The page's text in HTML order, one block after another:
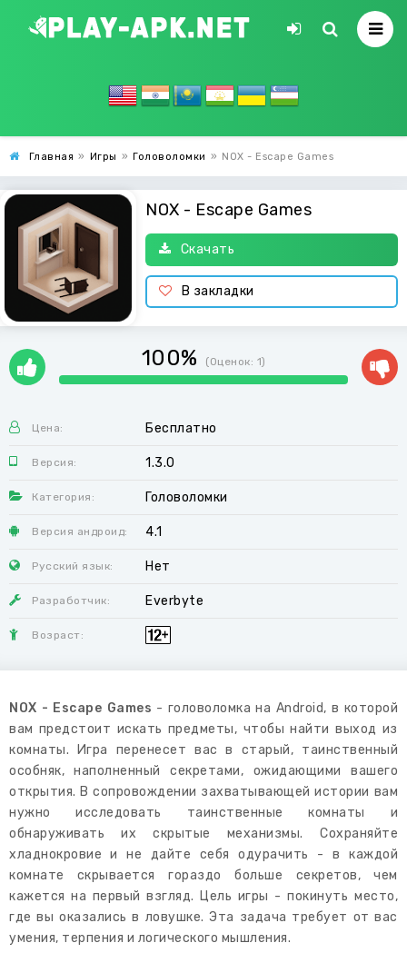
Главная » Игры » Головоломки » NOX - Escape Games
NOX - Escape Games
Скачать
В закладки
100% (Оценок: 1)
Цена: Бесплатно
Версия: 1.3.0
Категория: Головоломки
Версия андроид: 4.1
Русский язык: Нет
Разработчик: Everbyte
Возраст:
NOX - Escape Games - головоломка на Android, в которой
вам предстоит искать предметы, чтобы найти выход из
комнаты. Игра перенесет вас в старый, таинственный
особняк, наполненный секретами, ожидающими вашего
открытия. В сопровождении захватывающей истории вам
нужно исследовать таинственные комнаты и
обнаруживать их скрытые механизмы. Сохраняйте
хладнокровие и не дайте себя одурачить - в каждой
комнате скрывается гораздо больше секретов, чем
кажется на первый взгляд. Цель игры - покинуть место,
где вы оказались в ловушке. Эта задача требует от вас
умения, терпения и логического мышления.